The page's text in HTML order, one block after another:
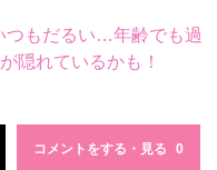
もだるい…年齢でも過
隠れているかも！
コメントをする・見る